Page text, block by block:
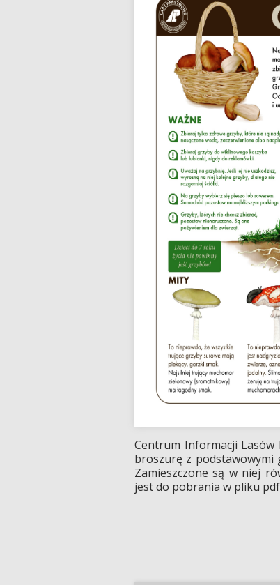
Centrum Informacji Lasów
broszurę z podstawowymi
Zamieszczone są w niej
jest do pobrania w pliku
Zapraszamy na